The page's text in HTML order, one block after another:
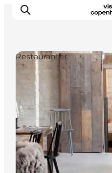
Aktiviteter
Spise og drikke
Planlegg turen din
Restauranter